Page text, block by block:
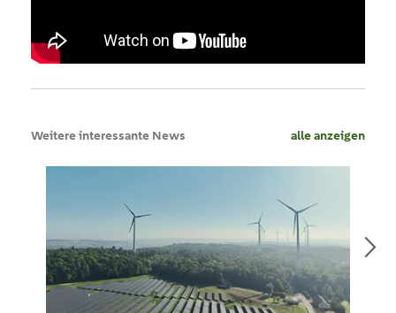
Weitere interessante News alle anzeigen